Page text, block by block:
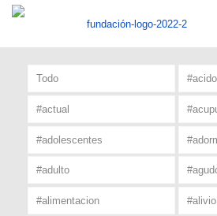
Todo #acido
#actual
#adolescentes
#adulto
#alimentacion #alivio